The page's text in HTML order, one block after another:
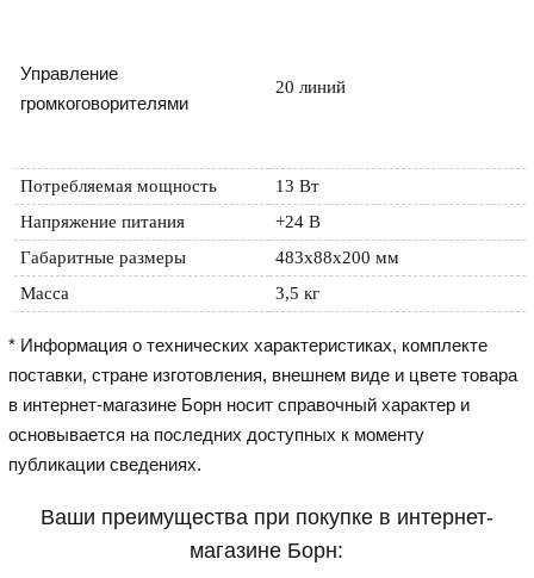
Управление
громкоговорителями
20 линий
Потребляемая мощность
13 Вт
Напряжение питания
+24 В
Габаритные размеры
483x88x200 мм
Масса
3,5 кг
* Информация о технических характеристиках, комплекте
поставки, стране изготовления, внешнем виде и цвете товара
в интернет-магазине Борн носит справочный характер и
основывается на последних доступных к моменту
публикации сведениях.
Ваши преимущества при покупке в интернет-
магазине Борн: